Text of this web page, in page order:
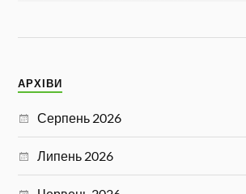
АРХІВИ
Серпень 2026
Липень 2026